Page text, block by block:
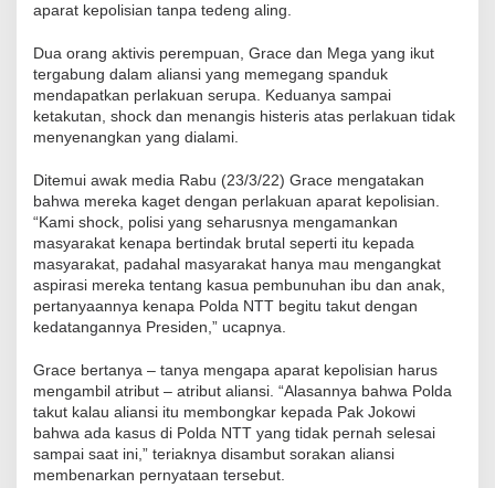
aparat kepolisian tanpa tedeng aling.
Dua orang aktivis perempuan, Grace dan Mega yang ikut
tergabung dalam aliansi yang memegang spanduk
mendapatkan perlakuan serupa. Keduanya sampai
ketakutan, shock dan menangis histeris atas perlakuan tidak
menyenangkan yang dialami.
Ditemui awak media Rabu (23/3/22) Grace mengatakan
bahwa mereka kaget dengan perlakuan aparat kepolisian.
“Kami shock, polisi yang seharusnya mengamankan
masyarakat kenapa bertindak brutal seperti itu kepada
masyarakat, padahal masyarakat hanya mau mengangkat
aspirasi mereka tentang kasua pembunuhan ibu dan anak,
pertanyaannya kenapa Polda NTT begitu takut dengan
kedatangannya Presiden,” ucapnya.
Grace bertanya – tanya mengapa aparat kepolisian harus
mengambil atribut – atribut aliansi. “Alasannya bahwa Polda
takut kalau aliansi itu membongkar kepada Pak Jokowi
bahwa ada kasus di Polda NTT yang tidak pernah selesai
sampai saat ini,” teriaknya disambut sorakan aliansi
membenarkan pernyataan tersebut.